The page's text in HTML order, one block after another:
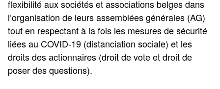
flexibilité aux sociétés et associations belges dans
l’organisation de leurs assemblées générales (AG)
tout en respectant à la fois les mesures de sécurité
liées au COVID-19 (distanciation sociale) et les
droits des actionnaires (droit de vote et droit de
poser des questions).